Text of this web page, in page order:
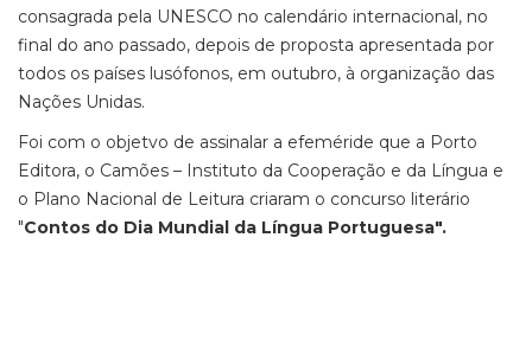
consagrada pela UNESCO no calendário internacional, no
final do ano passado, depois de proposta apresentada por
todos os países lusófonos, em outubro, à organização das
Nações Unidas.
Foi com o objetvo de assinalar a efeméride que a Porto
Editora, o Camões – Instituto da Cooperação e da Língua e
o Plano Nacional de Leitura criaram o concurso literário
"Contos do Dia Mundial da Língua Portuguesa".